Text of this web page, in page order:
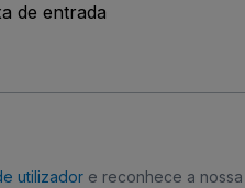
de entrada
utilizador e reconhece a nossa